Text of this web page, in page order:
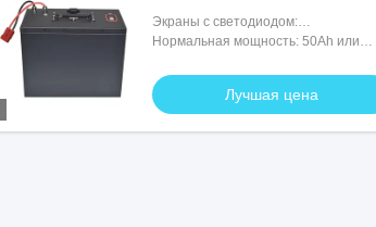
Экраны с светодиодом:
Необязательно
Нормальная мощность: 50Ah или
Лучшая цена